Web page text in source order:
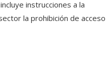
instrucciones a la
la prohibición de